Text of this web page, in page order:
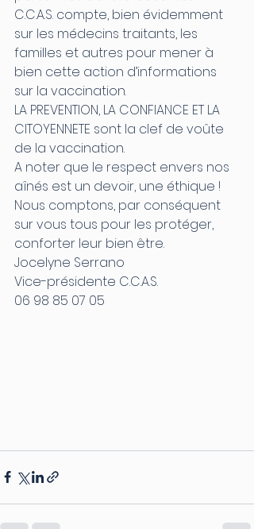
C.C.A.S. compte, bien évidemment
sur les médecins traitants, les
familles et autres pour mener à
bien cette action d’informations
sur la vaccination.
LA PREVENTION, LA CONFIANCE ET LA
CITOYENNETE sont la clef de voûte
de la vaccination.
A noter que le respect envers nos
aînés est un devoir, une éthique !
Nous comptons, par conséquent
sur vous tous pour les protéger,
conforter leur bien être.
Jocelyne Serrano
Vice-présidente C.C.A.S.
06 98 85 07 05